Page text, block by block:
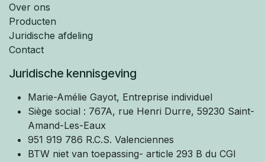
Over ons
Producten
Juridische afdeling
Contact
Juridische kennisgeving
Marie-Amélie Gayot, Entreprise individuel
Siège social : 767A, rue Henri Durre, 59230 Saint-
Amand-Les-Eaux
951 919 786 R.C.S. Valenciennes
BTW niet van toepassing- article 293 B du CGI